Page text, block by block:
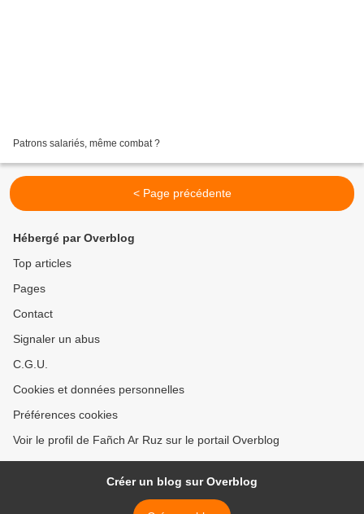
Patrons salariés, même combat ?
< Page précédente
Hébergé par Overblog
Top articles
Pages
Contact
Signaler un abus
C.G.U.
Cookies et données personnelles
Préférences cookies
Voir le profil de Fañch Ar Ruz sur le portail Overblog
Créer un blog sur Overblog